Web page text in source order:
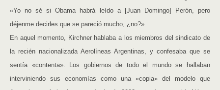
«Yo no sé si Obama habrá leído a [Juan Domingo] Perón, pero
déjenme decirles que se pareció mucho, ¿no?».
En aquel momento, Kirchner hablaba a los miembros del sindicato de
la recién nacionalizada Aerolíneas Argentinas, y confesaba que se
sentía «contenta». Los gobiernos de todo el mundo se hallaban
interviniendo sus economías como una «copia» del modelo que